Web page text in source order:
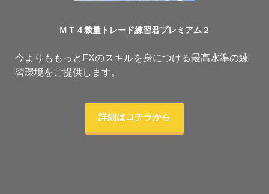
ＭＴ４裁量トレード練習君プレミアム２
今よりももっとFXのスキルを身につける最高水準の練
習環境をご提供します。
詳細はコチラから